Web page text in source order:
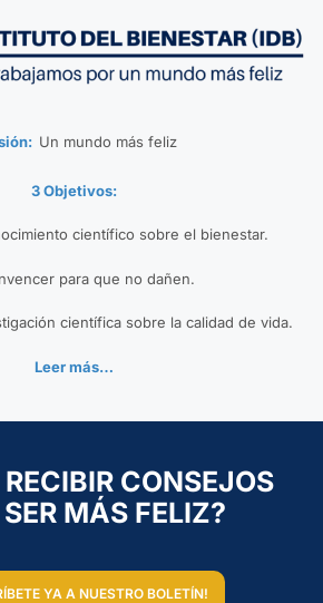
Un mundo más feliz
3 Objetivos:
científico sobre el bienestar.
para que no dañen.
científica sobre la calidad de vida.
Leer más…
CONSEJOS
MÁS FELIZ?
YA A NUESTRO BOLETÍN!